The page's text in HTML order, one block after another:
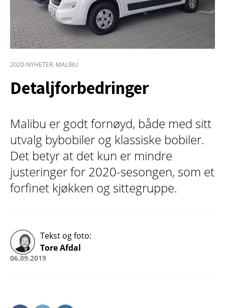
2020-NYHETER: MALIBU
Detaljforbedringer
Malibu er godt fornøyd, både med sitt
utvalg bybobiler og klassiske bobiler.
Det betyr at det kun er mindre
justeringer for 2020-sesongen, som et
forfinet kjøkken og sittegruppe.
Tekst og foto:
Tore Afdal
06.09.2019